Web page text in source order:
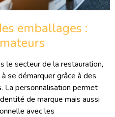
emballages :
le secteur de la restauration,
se démarquer grâce à des
. La personnalisation permet
de marque mais aussi
avec les